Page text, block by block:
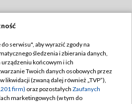
TVP
TVP
prywatności
serwisu", aby wyrazić zgody na
śledzenia i zbierania danych,
końcowym i ich
Twoich danych osobowych przez
likwidacji (zwaną dalej również „TVP”),
firm) oraz pozostałych Zaufanych
marketingowych (w tym do